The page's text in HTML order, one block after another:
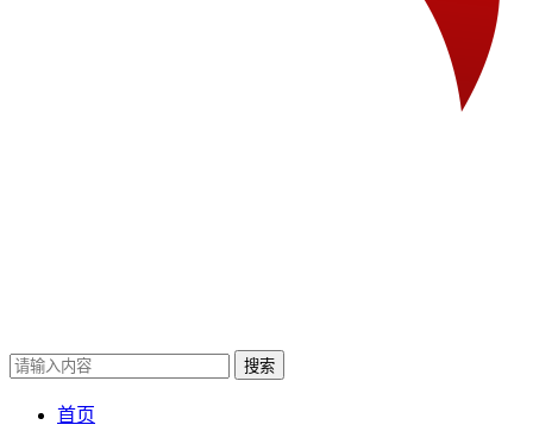
首页